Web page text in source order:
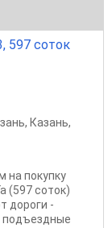
597 соток
, Казань,
на покупку
(597 соток)
дороги -
подъездные